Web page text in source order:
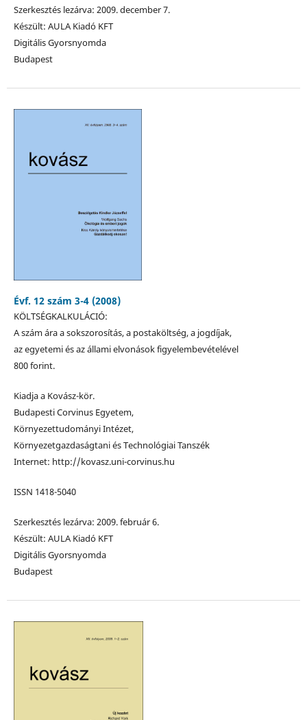
Szerkesztés lezárva: 2009. december 7.
Készült: AULA Kiadó KFT
Digitális Gyorsnyomda
Budapest
Évf. 12 szám 3-4 (2008)
KÖLTSÉGKALKULÁCIÓ:
A szám ára a sokszorosítás, a postaköltség, a jogdíjak,
az egyetemi és az állami elvonások figyelembevételével
800 forint.
Kiadja a Kovász-kör.
Budapesti Corvinus Egyetem,
Környezettudományi Intézet,
Környezetgazdaságtani és Technológiai Tanszék
Internet: http://kovasz.uni-corvinus.hu
ISSN 1418-5040
Szerkesztés lezárva: 2009. február 6.
Készült: AULA Kiadó KFT
Digitális Gyorsnyomda
Budapest